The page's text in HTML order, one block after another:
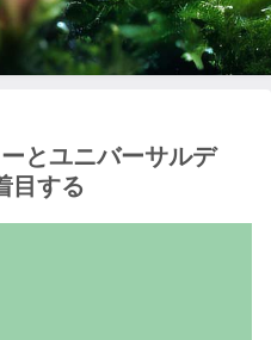
とユニバーサルデ
目する